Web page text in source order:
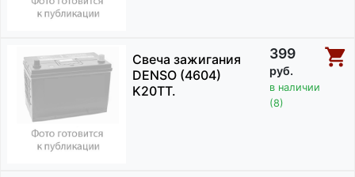
Свеча зажигания
DENSO (4604)
K20TT.
399
руб.
в наличии
(8)